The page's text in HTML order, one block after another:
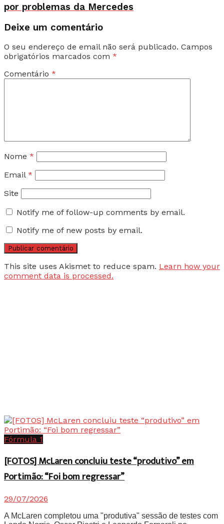
por problemas da Mercedes
Deixe um comentário
O seu endereço de email não será publicado. Campos
obrigatórios marcados com *
Comentário *
Nome *
Email *
Site
Notify me of follow-up comments by email.
Notify me of new posts by email.
This site uses Akismet to reduce spam. Learn how your
comment data is processed.
Fórmula 1
[FOTOS] McLaren concluiu teste “produtivo” em
Portimão: “Foi bom regressar”
29/07/2026
A McLaren completou uma "produtiva" sessão de testes com